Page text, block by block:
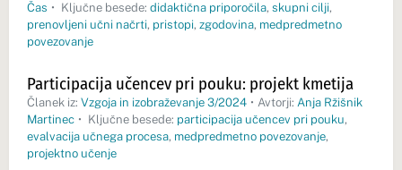
Čas • Ključne besede: didaktična priporočila, skupni cilji,
prenovljeni učni načrti, pristopi, zgodovina, medpredmetno
povezovanje
Participacija učencev pri pouku: projekt kmetija
Članek iz: Vzgoja in izobraževanje 3/2024 • Avtorji: Anja Ržišnik
Martinec • Ključne besede: participacija učencev pri pouku,
evalvacija učnega procesa, medpredmetno povezovanje,
projektno učenje